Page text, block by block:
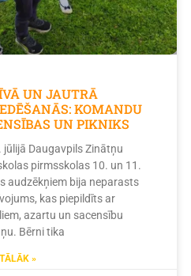
UN JAUTRĀ
KOMANDU
UN PIKNIKS
jūlijā Daugavpils Zinātņu
pirmsskolas 10. un 11.
audzēkņiem bija neparasts
kas piepildīts ar
azartu un sacensību
Bērni tika
»